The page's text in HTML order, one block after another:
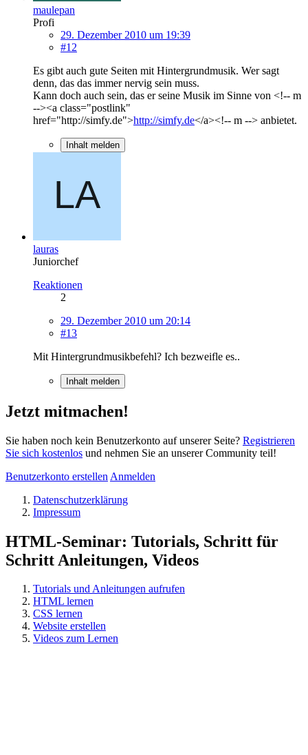
maulepan
Profi
29. Dezember 2010 um 19:39
#12
Es gibt auch gute Seiten mit Hintergrundmusik. Wer sagt
denn, das das immer nervig sein muss.
Kann doch auch sein, das er seine Musik im Sinne von <!-- m
--><a class="postlink"
href="http://simfy.de">http://simfy.de</a><!-- m --> anbietet.
Inhalt melden
lauras
Juniorchef
Reaktionen
2
29. Dezember 2010 um 20:14
#13
Mit Hintergrundmusikbefehl? Ich bezweifle es..
Inhalt melden
Jetzt mitmachen!
Sie haben noch kein Benutzerkonto auf unserer Seite? Registrieren
Sie sich kostenlos und nehmen Sie an unserer Community teil!
Benutzerkonto erstellen Anmelden
Datenschutzerklärung
Impressum
HTML-Seminar: Tutorials, Schritt für
Schritt Anleitungen, Videos
Tutorials und Anleitungen aufrufen
HTML lernen
CSS lernen
Website erstellen
Videos zum Lernen